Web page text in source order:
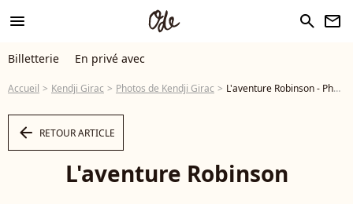
menu search newsletter
Billetterie En privé avec
Accueil Kendji Girac Photos de Kendji Girac L'aventure Robinson - Photo
arrow_left RETOUR ARTICLE
L'aventure Robinson